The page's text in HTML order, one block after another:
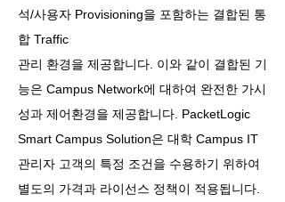
석/사용자 Provisioning을 포함하는 결합된 통
합 Traffic
관리 환경을 제공합니다. 이와 같이 결합된 기
능은 Campus Network에 대하여 완전한 가시
성과 제어환경을 제공합니다. PacketLogic
Smart Campus Solution은 대학 Campus IT
관리자 고객의 특정 조건을 수용하기 위하여
별도의 가격과 라이선스 정책이 적용됩니다.